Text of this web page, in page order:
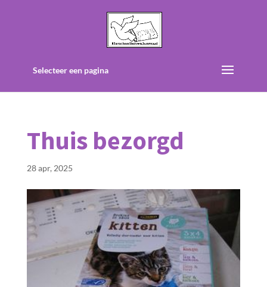
Selecteer een pagina
Thuis bezorgd
28 apr, 2025